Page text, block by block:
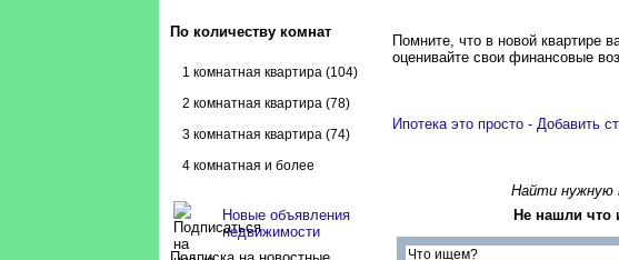
По количеству комнат
1 комнатная квартира (104)
2 комнатная квартира (78)
3 комнатная квартира (74)
4 комнатная и более
Новые объявления
недвижимости
Помните, что в новой квартире
оценивайте свои финансовые
Ипотека это просто - Добавить
Найти нужную
Не нашли что